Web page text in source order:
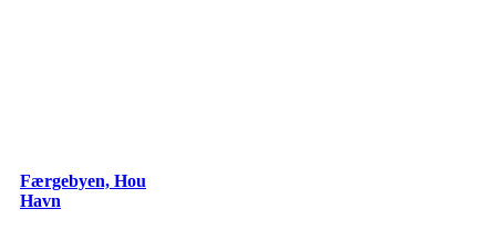
Færgebyen,
Hou
Færgebyen, Hou
Havn